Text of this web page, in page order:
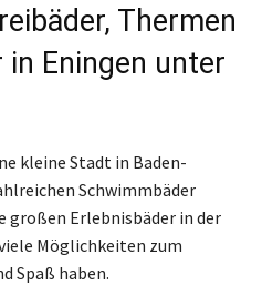
Thermen
in Eningen unter
kleine Stadt in Baden-
Schwimmbäder
großen Erlebnisbäder in der
Möglichkeiten zum
Spaß haben.